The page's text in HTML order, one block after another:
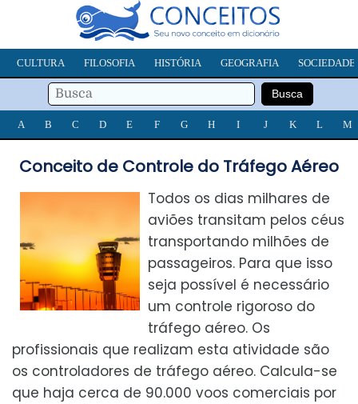
CULTURA FILOSOFIA HISTÓRIA GEOGRAFIA SOCIEDADE
A B C D E F G H I J K L M
Conceito de Controle do Tráfego Aéreo
Todos os dias milhares de
aviões transitam pelos céus
transportando milhões de
passageiros. Para que isso
seja possível é necessário
um controle rigoroso do
tráfego aéreo. Os
profissionais que realizam esta atividade são
os controladores de tráfego aéreo. Calcula-se
que haja cerca de 90.000 voos comerciais por